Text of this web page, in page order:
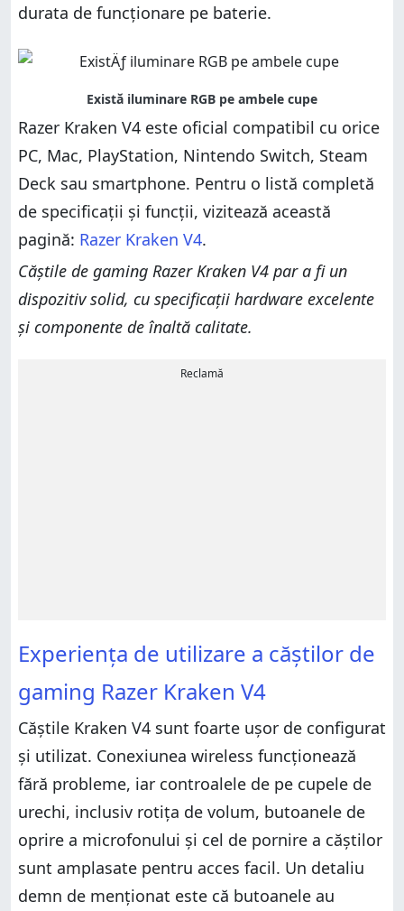
durata de funcționare pe baterie.
Razer Kraken V4 este oficial compatibil cu orice
PC, Mac, PlayStation, Nintendo Switch, Steam
Deck sau smartphone. Pentru o listă completă
de specificații și funcții, vizitează această
pagină: Razer Kraken V4.
Căștile de gaming Razer Kraken V4 par a fi un
dispozitiv solid, cu specificații hardware excelente
și componente de înaltă calitate.
Reclamă
Experiența de utilizare a căștilor de
gaming Razer Kraken V4
Căștile Kraken V4 sunt foarte ușor de configurat
și utilizat. Conexiunea wireless funcționează
fără probleme, iar controalele de pe cupele de
urechi, inclusiv rotița de volum, butoanele de
oprire a microfonului și cel de pornire a căștilor
sunt amplasate pentru acces facil. Un detaliu
demn de menționat este că butoanele au